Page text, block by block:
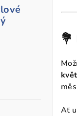
Ať